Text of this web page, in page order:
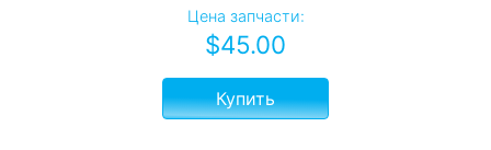
Цена запчасти:
$45.00
Купить